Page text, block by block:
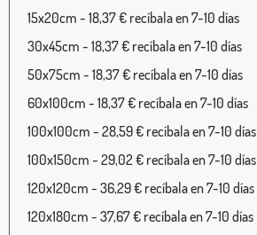
15x20cm - 18,37 € recíbala en 7-10 días
30x45cm - 18,37 € recíbala en 7-10 días
50x75cm - 18,37 € recíbala en 7-10 días
60x100cm - 18,37 € recíbala en 7-10 días
100x100cm - 28,59 € recíbala en 7-10 días
100x150cm - 29,02 € recíbala en 7-10 días
120x120cm - 36,29 € recíbala en 7-10 días
120x180cm - 37,67 € recíbala en 7-10 días